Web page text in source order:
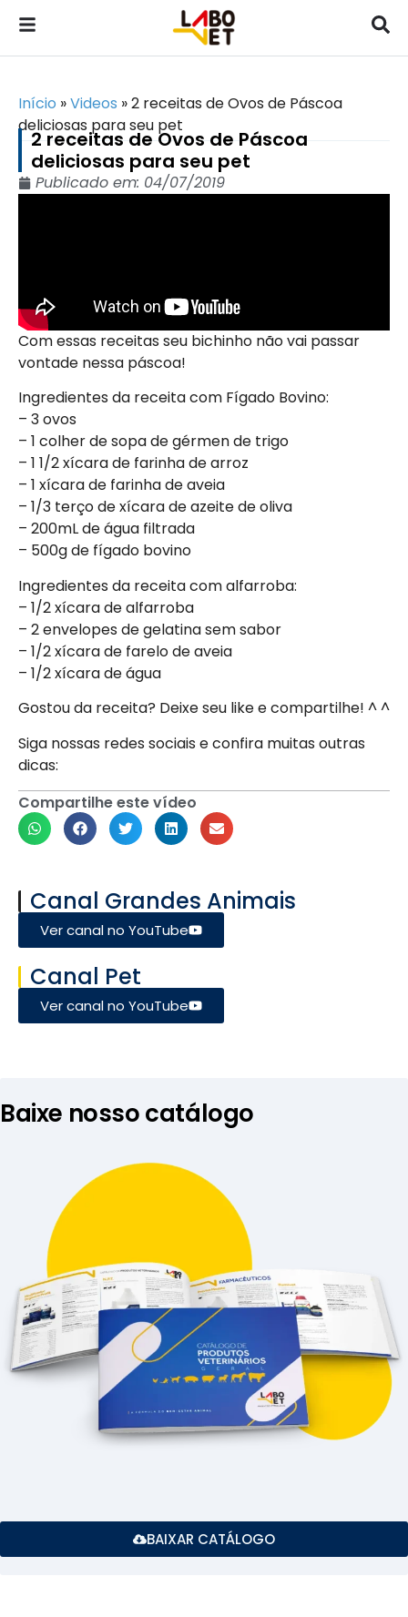
Início »Videos »2 receitas de Ovos de Páscoa
deliciosas para seu pet
2 receitas de Ovos de Páscoa
deliciosas para seu pet
Publicado em: 04/07/2019
Com essas receitas seu bichinho não vai passar
vontade nessa páscoa!
Ingredientes da receita com Fígado Bovino:
– 3 ovos
– 1 colher de sopa de gérmen de trigo
– 1 1/2 xícara de farinha de arroz
– 1 xícara de farinha de aveia
– 1/3 terço de xícara de azeite de oliva
– 200mL de água filtrada
– 500g de fígado bovino
Ingredientes da receita com alfarroba:
– 1/2 xícara de alfarroba
– 2 envelopes de gelatina sem sabor
– 1/2 xícara de farelo de aveia
– 1/2 xícara de água
Gostou da receita? Deixe seu like e compartilhe! ^ ^
Siga nossas redes sociais e confira muitas outras
dicas:
Compartilhe este vídeo
Canal Grandes Animais
Ver canal no YouTube
Canal Pet
Ver canal no YouTube
Baixe nosso catálogo
BAIXAR CATÁLOGO